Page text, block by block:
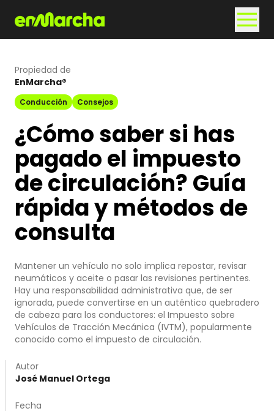
Propiedad de
EnMarcha®
Conducción Consejos
¿Cómo saber si has
pagado el impuesto
de circulación? Guía
rápida y métodos de
consulta
Mantener un vehículo no solo implica repostar, revisar
neumáticos y aceite o pasar las revisiones pertinentes.
Hay una responsabilidad administrativa que, de ser
ignorada, puede convertirse en un auténtico quebradero
de cabeza para los conductores: el Impuesto sobre
Vehículos de Tracción Mecánica (IVTM), popularmente
conocido como el impuesto de circulación.
Autor
José Manuel Ortega
Fecha